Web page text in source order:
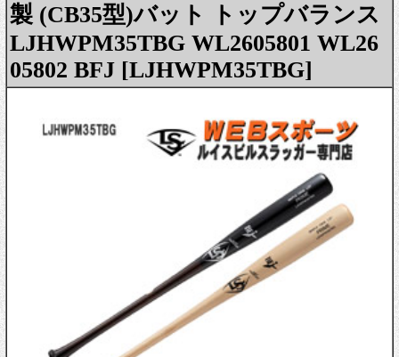
製 (CB35型)バット トップバランス
LJHWPM35TBG WL2605801 WL26
05802 BFJ [LJHWPM35TBG]